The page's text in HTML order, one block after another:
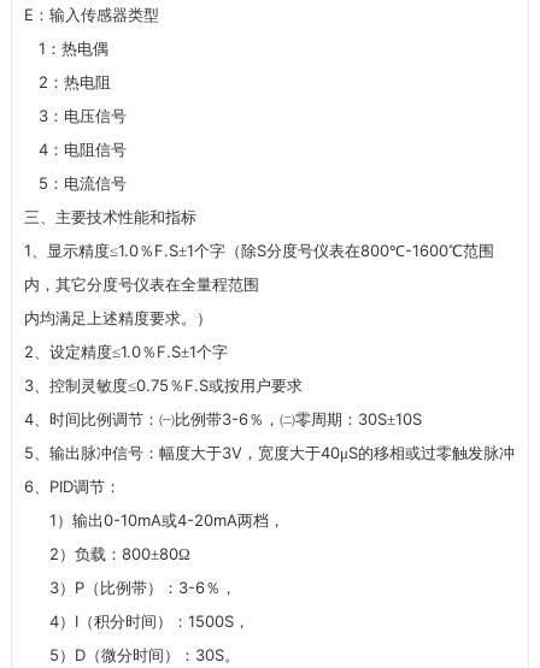
E ：输入传感器类型
1 ：热电偶
2 ：热电阻
3：电压信号
4：电阻信号
5 ：电流信号
三、主要技术性能和指标
1、显示精度≤1.0％ F.S±1个字（除S分度号仪表在800℃-1600℃范围
内，其它分度号仪表在全量程范围
内均满足上述精度要求。）
2、设定精度≤1.0％ F.S±1个字
3、控制灵敏度≤0.75 ％ F.S或按用户要求
4、时间比例调节：㈠比例带3-6％，㈡零周期： 30S±10S
5、输出脉冲信号：幅度大于3V，宽度大于40μS的移相或过零触发脉冲
6、 PID调节：
1 ）输出0-10mA或4-20mA两档，
2 ）负载： 800±80Ω
3） P（比例带）： 3-6％，
4） I（积分时间）： 1500S，
5 ） D（微分时间）： 30S。